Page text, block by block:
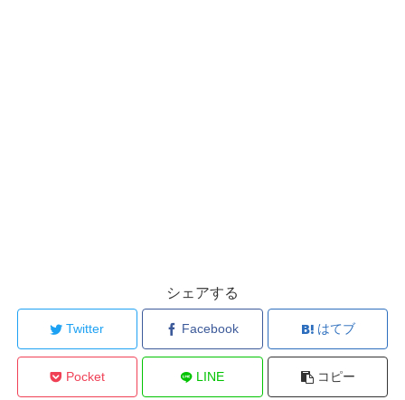
シェアする
Twitter Facebook はてブ
Pocket LINE コピー